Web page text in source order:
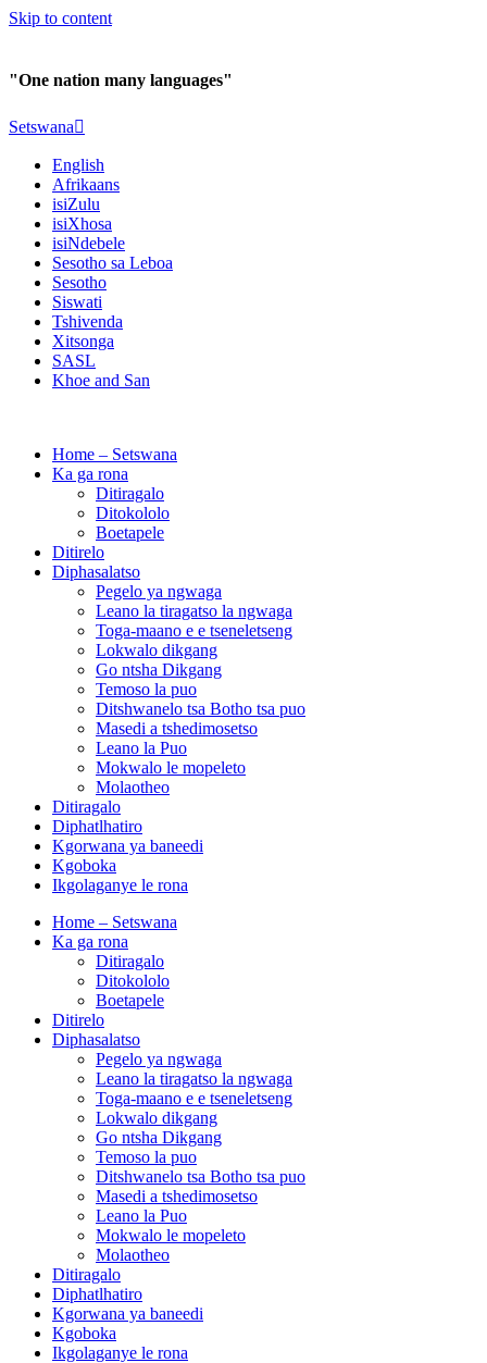
Skip to content
"One nation many languages"
Setswana
English
Afrikaans
isiZulu
isiXhosa
isiNdebele
Sesotho sa Leboa
Sesotho
Siswati
Tshivenda
Xitsonga
SASL
Khoe and San
Home – Setswana
Ka ga rona
Ditiragalo
Ditokololo
Boetapele
Ditirelo
Diphasalatso
Pegelo ya ngwaga
Leano la tiragatso la ngwaga
Toga-maano e e tseneletseng
Lokwalo dikgang
Go ntsha Dikgang
Temoso la puo
Ditshwanelo tsa Botho tsa puo
Masedi a tshedimosetso
Leano la Puo
Mokwalo le mopeleto
Molaotheo
Ditiragalo
Diphatlhatiro
Kgorwana ya baneedi
Kgoboka
Ikgolaganye le rona
Home – Setswana
Ka ga rona
Ditiragalo
Ditokololo
Boetapele
Ditirelo
Diphasalatso
Pegelo ya ngwaga
Leano la tiragatso la ngwaga
Toga-maano e e tseneletseng
Lokwalo dikgang
Go ntsha Dikgang
Temoso la puo
Ditshwanelo tsa Botho tsa puo
Masedi a tshedimosetso
Leano la Puo
Mokwalo le mopeleto
Molaotheo
Ditiragalo
Diphatlhatiro
Kgorwana ya baneedi
Kgoboka
Ikgolaganye le rona